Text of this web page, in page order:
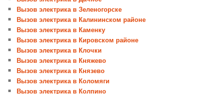
Вызов электрика в Зеленогорске
Вызов электрика в Калининском районе
Вызов электрика в Каменку
Вызов электрика в Кировском районе
Вызов электрика в Клочки
Вызов электрика в Княжево
Вызов электрика в Князево
Вызов электрика в Коломяги
Вызов электрика в Колпино